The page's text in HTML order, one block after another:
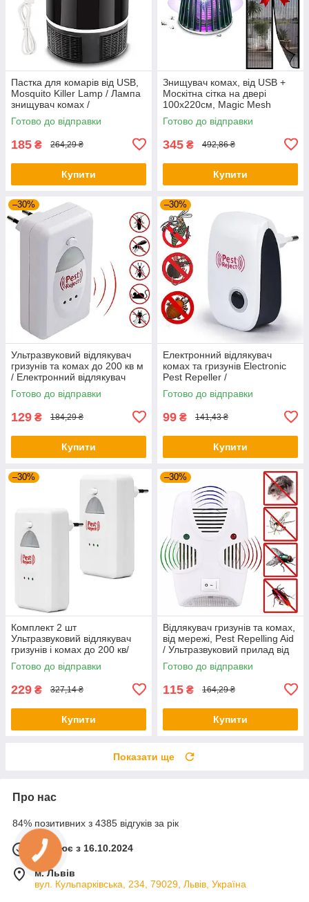
Пастка для комарів від USB,
Mosquito Killer Lamp / Лампа
знищувач комах /
Антимоскітна лампа
Готово до відправки
185 ₴ 264,29 ₴
Купити
Знищувач комах, від USB +
Москітна сітка на двері
100х220см, Magic Mesh
Готово до відправки
345 ₴ 492,86 ₴
Купити
–30%
Ультразвуковий відлякувач
гризунів та комах до 200 кв м
/ Електронний відлякувач
тарганів та мишей
Готово до відправки
129 ₴ 184,29 ₴
Купити
–30%
Електронний відлякувач
комах та гризунів Electronic
Pest Repeller /
Ультразвуковий відлякувач
мишей
Готово до відправки
99 ₴ 141,43 ₴
Купити
–30%
Комплект 2 шт
Ультразвуковий відлякувач
гризунів і комах до 200 кв/
Електронний відлякувач
мишей
Готово до відправки
229 ₴ 327,14 ₴
Купити
–30%
Відлякувач гризунів та комах,
від мережі, Pest Repelling Aid
/ Ультразвуковий прилад від
шкідників
Готово до відправки
115 ₴ 164,29 ₴
Купити
Показати ще
Про нас
84% позитивних з 4385 відгуків за рік
Працює з 16.10.2024
м. Львів
вул. Кульпарківська, 234, 79029, Львів, Україна